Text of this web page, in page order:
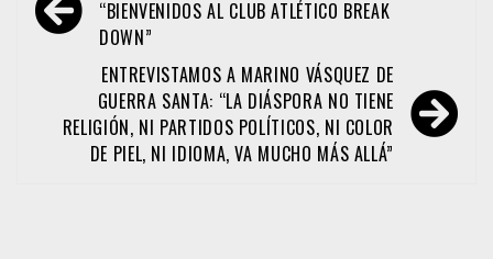
de
entradas
“BIENVENIDOS AL CLUB ATLÉTICO BREAK
DOWN”
ENTREVISTAMOS A MARINO VÁSQUEZ DE
GUERRA SANTA: “LA DIÁSPORA NO TIENE
RELIGIÓN, NI PARTIDOS POLÍTICOS, NI COLOR
DE PIEL, NI IDIOMA, VA MUCHO MÁS ALLÁ”